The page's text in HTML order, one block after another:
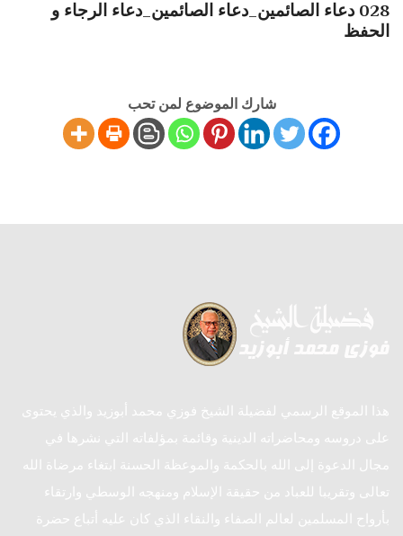
028 دعاء الصائمين_دعاء الصائمين_دعاء الرجاء و
الحفظ
شارك الموضوع لمن تحب
هذا الموقع الرسمي لفضيلة الشيخ فوزي محمد أبوزيد والذي يحتوى
على دروسه ومحاضراته الدينية وقائمة بمؤلفاته التي نشرها في
مجال الدعوة إلى الله بالحكمة والموعظة الحسنة ابتغاء مرضاة الله
تعالى وتقريبا للعباد من حقيقة الإسلام ومنهجه الوسطي وارتقاء
بأرواح المسلمين لعالم الصفاء والنقاء الذي كان عليه أتباع حضرة